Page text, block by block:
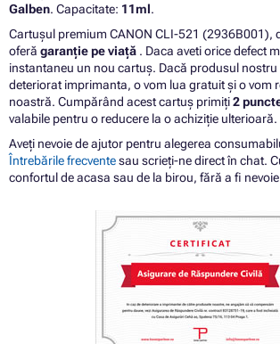
Galben. Capacitate: 11ml.
Cartușul premium CANON CLI-521 (2936B001),
oferă garanție pe viață . Daca aveti orice defect
instantaneu un nou cartuș. Dacă produsul nostru
deteriorat imprimanta, o vom lua gratuit și o vom
noastră. Cumpărând acest cartuș primiți2
valabile pentru o reducere la o achiziție ulterioară.
Aveți nevoie de ajutor pentru alegerea
Întrebările frecventesau scrieți-ne direct în chat.
confortul de acasa sau de la birou, fără a fi